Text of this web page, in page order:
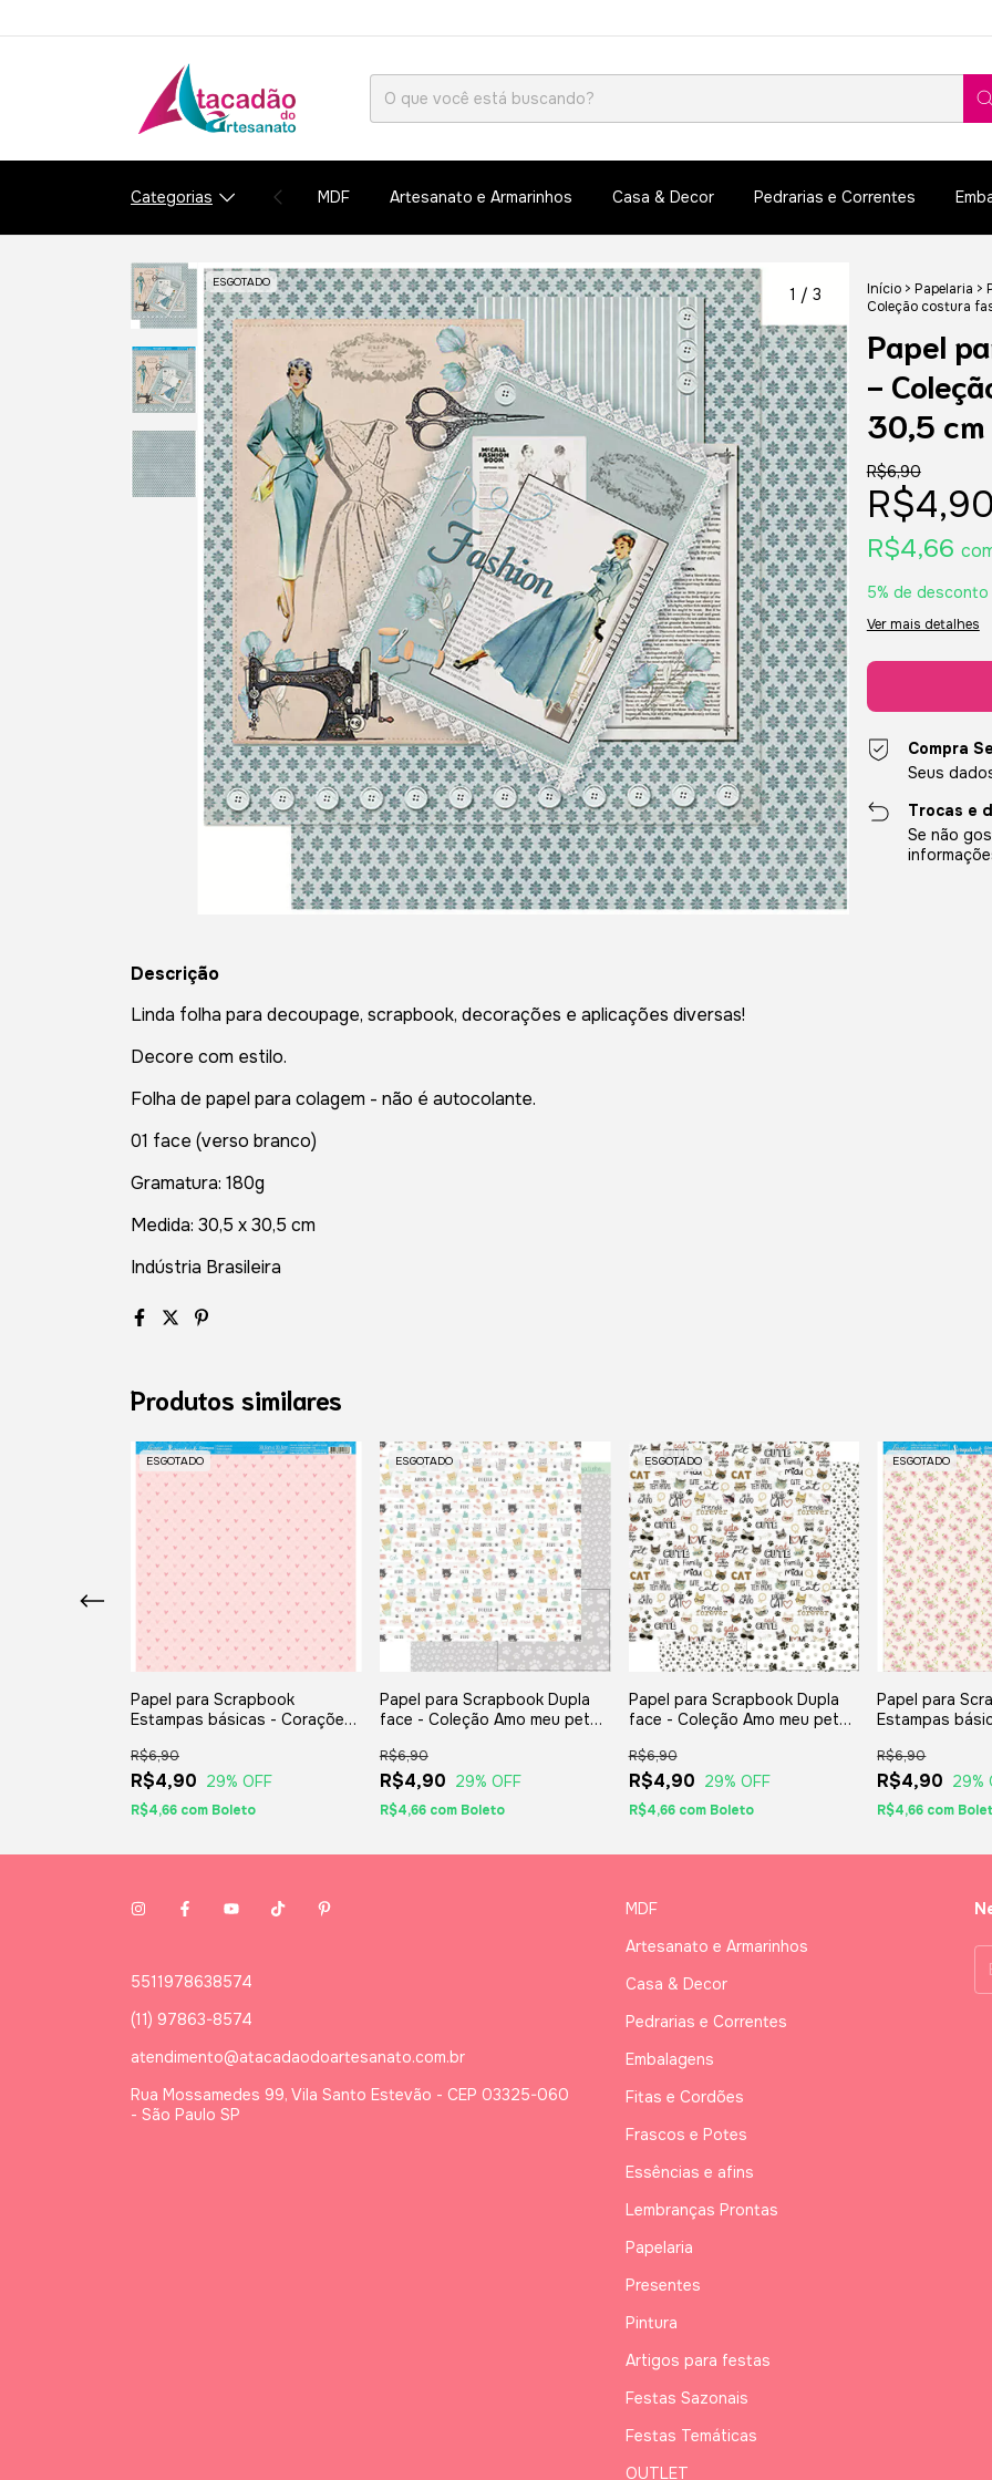
Categorias MDF Artesanato e Armarinhos Casa & Decor Pedrarias e Correntes
ESGOTADO
1 / 3 Início > Papelaria >
Coleção costura
Papel
-
30,5
R$6,90
R$4,90
R$4,66
5% de desconto
Ver mais detalhes
Compra
Seus
Trocas e
Se não
Descrição
Linda folha para decoupage, scrapbook, decorações e aplicações diversas!
Decore com estilo.
Folha de papel para colagem - não é autocolante.
01 face (verso branco)
Gramatura: 180g
Medida: 30,5 x 30,5 cm
Indústria Brasileira
Produtos similares
ESGOTADO
Papel para Scrapbook
Estampas básicas - Corações
002
R$4,90
R$6,90
29% OFF
R$4,66 com Boleto
ESGOTADO
Papel para Scrapbook Dupla
face - Coleção Amo meu pet
R$4,90
R$6,90
29% OFF
R$4,66 com Boleto
ESGOTADO
Papel para Scrapbook Dupla
face - Coleção Amo meu pet
R$4,90
R$6,90
29% OFF
R$4,66 com Boleto
ESGOTADO
Papel para
Estampas
R$4,90
R$6,90
29%
R$4,66 com
5511978638574
(11) 97863-8574
atendimento@atacadaodoartesanato.com.br
Rua Mossamedes 99, Vila Santo Estevão - CEP 03325-060
- São Paulo SP
MDF
Artesanato e Armarinhos
Casa & Decor
Pedrarias e Correntes
Embalagens
Fitas e Cordões
Frascos e Potes
Essências e afins
Lembranças Prontas
Papelaria
Presentes
Pintura
Artigos para festas
Festas Sazonais
Festas Temáticas
OUTLET